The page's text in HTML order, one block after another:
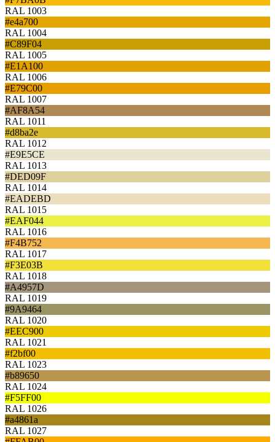
RAL 1003
#e4a700
RAL 1004
#C89F04
RAL 1005
#E1A100
RAL 1006
#E79C00
RAL 1007
#AF8A54
RAL 1011
#d8ba2e
RAL 1012
#E9E5CE
RAL 1013
#DED09F
RAL 1014
#EADEBD
RAL 1015
#EAF044
RAL 1016
#F4B752
RAL 1017
#F3E03B
RAL 1018
#A4957D
RAL 1019
#9A9464
RAL 1020
#EEC900
RAL 1021
#f2bf00
RAL 1023
#b89650
RAL 1024
#F5FF00
RAL 1026
#a4861a
RAL 1027